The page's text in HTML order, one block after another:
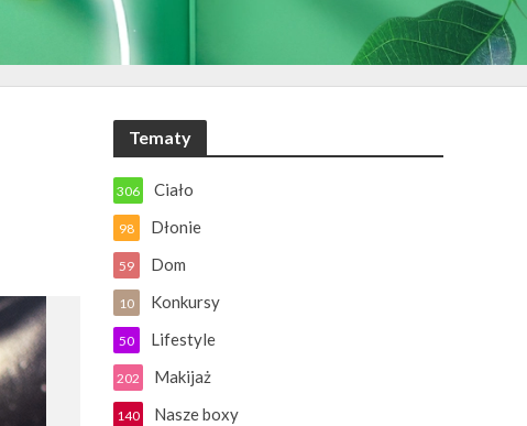
Tematy
Ciało
306
Dłonie
98
Dom
59
Konkursy
10
Lifestyle
50
Makijaż
202
Nasze boxy
140